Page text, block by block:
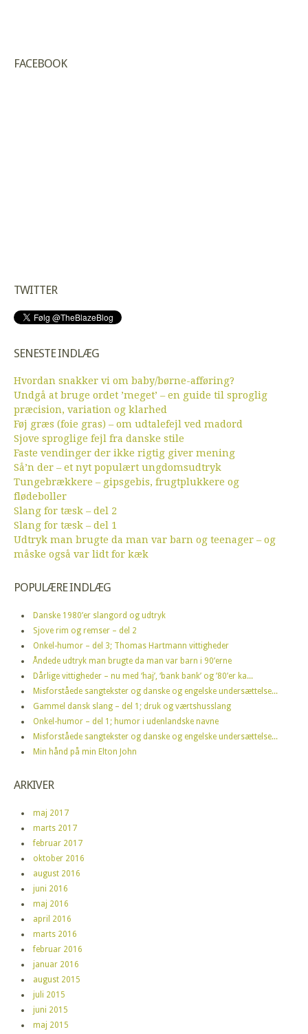
FACEBOOK
TWITTER
SENESTE INDLÆG
Hvordan snakker vi om baby/børne-afføring?
Undgå at bruge ordet ’meget’ – en guide til sproglig
præcision, variation og klarhed
Føj græs (foie gras) – om udtalefejl ved madord
Sjove sproglige fejl fra danske stile
Faste vendinger der ikke rigtig giver mening
Så’n der – et nyt populært ungdomsudtryk
Tungebrækkere – gipsgebis, frugtplukkere og
flødeboller
Slang for tæsk – del 2
Slang for tæsk – del 1
Udtryk man brugte da man var barn og teenager – og
måske også var lidt for kæk
POPULÆRE INDLÆG
Danske 1980’er slangord og udtryk
Sjove rim og remser – del 2
Onkel-humor – del 3; Thomas Hartmann vittigheder
Åndede udtryk man brugte da man var barn i 90’erne
Dårlige vittigheder – nu med ‘haj’, ‘bank bank’ og ’80’er ka...
Misforståede sangtekster og danske og engelske undersættelse...
Gammel dansk slang – del 1; druk og værtshusslang
Onkel-humor – del 1; humor i udenlandske navne
Misforståede sangtekster og danske og engelske undersættelse...
Min hånd på min Elton John
ARKIVER
maj 2017
marts 2017
februar 2017
oktober 2016
august 2016
juni 2016
maj 2016
april 2016
marts 2016
februar 2016
januar 2016
august 2015
juli 2015
juni 2015
maj 2015